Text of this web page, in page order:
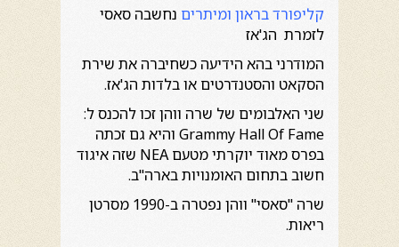
קליפורד בראון ומיתרים נחשבה סאסי
לזמרת הג'אז
המודרני בהא הידיעה כשחיברה את שירת
הסקאט והסטנדרטים או בלדות הג'אז.
שני האלבומים של שרה ווהן זכו להכנס ל:
Grammy Hall Of Fame והיא גם זכתה
בפרס מאוד יוקרתי מטעם NEA שזה איגוד
חשוב בתחום האומנויות בארה"ב.
שרה "סאסי" ווהן נפטרה ב-1990 מסרטן
ריאות.